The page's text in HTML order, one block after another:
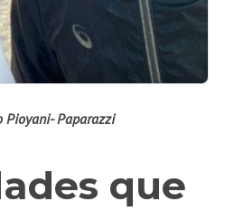
Pioyani- Paparazzi
que